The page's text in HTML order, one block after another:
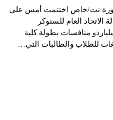
نت/خاص اختتمت أمس على
الاتحاد العام للسنوكر
منافسات بطولة كلية
للطلاب والطالبات التي…